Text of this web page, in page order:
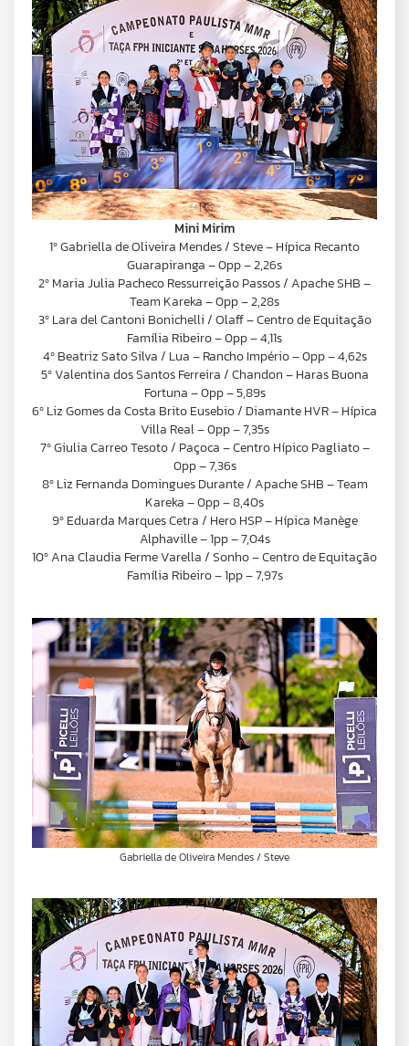
Mini Mirim
1º Gabriella de Oliveira Mendes / Steve – Hípica Recanto
Guarapiranga – 0pp – 2,26s
2º Maria Julia Pacheco Ressurreição Passos / Apache SHB –
Team Kareka – 0pp – 2,28s
3º Lara del Cantoni Bonichelli / Olaff – Centro de Equitação
Família Ribeiro – 0pp – 4,11s
4º Beatriz Sato Silva / Lua – Rancho Império – 0pp – 4,62s
5º Valentina dos Santos Ferreira / Chandon – Haras Buona
Fortuna – 0pp – 5,89s
6º Liz Gomes da Costa Brito Eusebio / Diamante HVR – Hípica
Villa Real – 0pp – 7,35s
7º Giulia Carreo Tesoto / Paçoca – Centro Hípico Pagliato –
0pp – 7,36s
8º Liz Fernanda Domingues Durante / Apache SHB – Team
Kareka – 0pp – 8,40s
9º Eduarda Marques Cetra / Hero HSP – Hípica Manège
Alphaville – 1pp – 7,04s
10º Ana Claudia Ferme Varella / Sonho – Centro de Equitação
Família Ribeiro – 1pp – 7,97s
Gabriella de Oliveira Mendes / Steve